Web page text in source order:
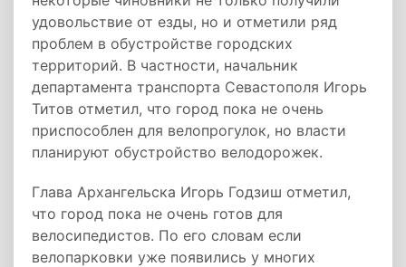
удовольствие от езды, но и отметили ряд
проблем в обустройстве городских
территорий. В частности, начальник
департамента транспорта Севастополя Игорь
Титов отметил, что город пока не очень
приспособлен для велопрогулок, но власти
планируют обустройство велодорожек.
Глава Архангельска Игорь Годзиш отметил,
что город пока не очень готов для
велосипедистов. По его словам если
велопарковки уже появились у многих